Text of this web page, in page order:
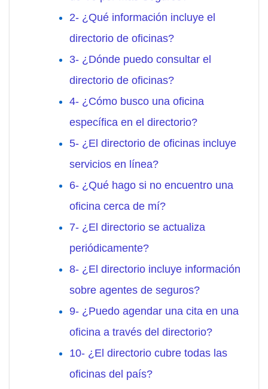
2- ¿Qué información incluye el
directorio de oficinas?
3- ¿Dónde puedo consultar el
directorio de oficinas?
4- ¿Cómo busco una oficina
específica en el directorio?
5- ¿El directorio de oficinas incluye
servicios en línea?
6- ¿Qué hago si no encuentro una
oficina cerca de mí?
7- ¿El directorio se actualiza
periódicamente?
8- ¿El directorio incluye información
sobre agentes de seguros?
9- ¿Puedo agendar una cita en una
oficina a través del directorio?
10- ¿El directorio cubre todas las
oficinas del país?